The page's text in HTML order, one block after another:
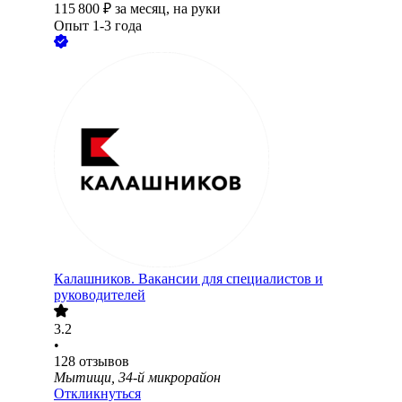
115 800 ₽ за месяц, на руки
Опыт 1-3 года
Калашников. Вакансии для специалистов и
руководителей
3.2
•
128 отзывов
Мытищи, 34-й микрорайон
Откликнуться